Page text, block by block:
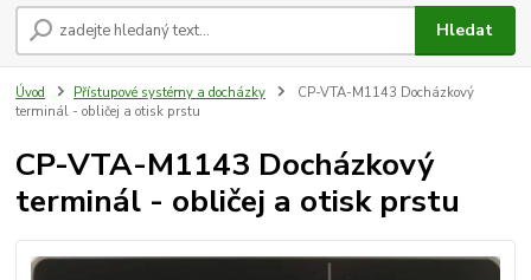
Hledat
Úvod Přístupové systémy a docházky
CP-VTA-M1143 Docházkový
terminál - obličej a otisk prstu
CP-VTA-M1143 Docházkový
terminál - obličej a otisk prstu